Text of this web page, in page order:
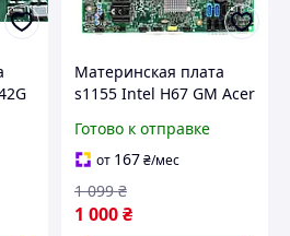
Материнская плата
s1155 Intel H67 GM Acer
MIH67L Serena 4*DDR3
mATX б/у
Готово к отправке
от 167₴/мес
1 000₴
1 099 ₴